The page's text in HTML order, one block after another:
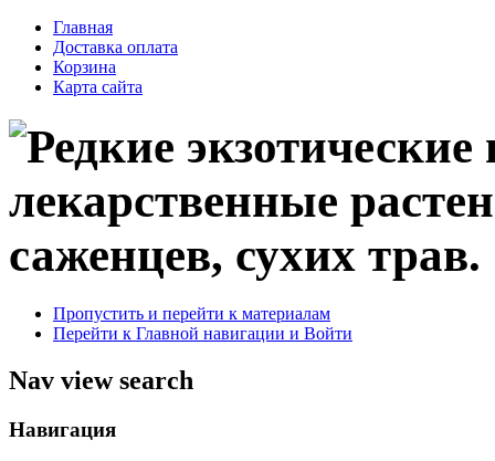
Главная
Доставка оплата
Корзина
Карта сайта
саженцев, сухих трав.
Пропустить и перейти к материалам
Перейти к Главной навигации и Войти
Nav view search
Навигация